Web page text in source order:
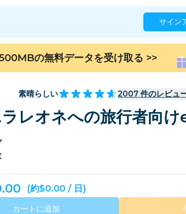
サイン
アンドラ アングィラ
ボスニア・ヘルツェゴビナ ブラジル
コートジボワール
ドミニカ ドミニカ共和国
ヨーロッパ
の無料データを受け取る >>
素晴らしい 2007 件のレビュ
レオネへの旅行者向
(約$0.00 / 日)
カートに追加